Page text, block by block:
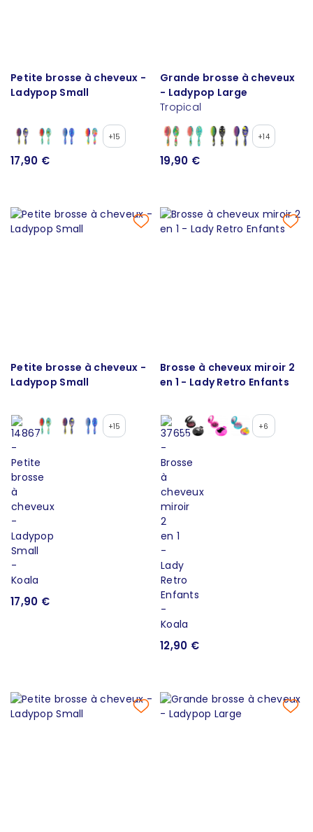
Petite brosse à cheveux -
Ladypop Small
+15
17,90 €
Grande brosse à cheveux
- Ladypop Large
Tropical
+14
19,90 €
Petite brosse à cheveux -
Ladypop Small
+15
17,90 €
Brosse à cheveux miroir 2
en 1 - Lady Retro Enfants
+6
12,90 €